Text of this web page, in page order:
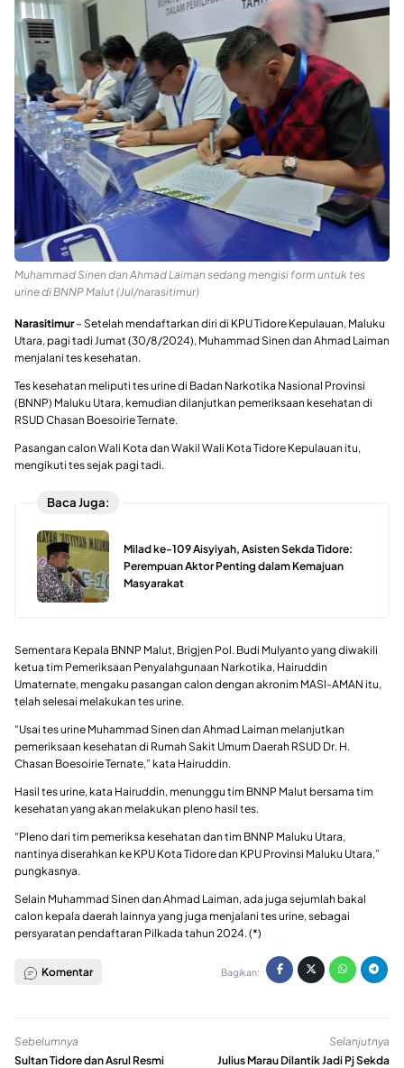
Muhammad Sinen dan Ahmad Laiman sedang mengisi form untuk tes
urine di BNNP Malut (Jul/narasitimur)
Narasitimur– Setelah mendaftarkan diri di KPU Tidore Kepulauan, Maluku
Utara, pagi tadi Jumat (30/8/2024), Muhammad Sinen dan Ahmad Laiman
menjalani tes kesehatan.
Tes kesehatan meliputi tes urine di Badan Narkotika Nasional Provinsi
(BNNP) Maluku Utara, kemudian dilanjutkan pemeriksaan kesehatan di
RSUD Chasan Boesoirie Ternate.
Pasangan calon Wali Kota dan Wakil Wali Kota Tidore Kepulauan itu,
mengikuti tes sejak pagi tadi.
Baca Juga:
Milad ke-109 Aisyiyah, Asisten Sekda Tidore:
Perempuan Aktor Penting dalam Kemajuan
Masyarakat
Sementara Kepala BNNP Malut, Brigjen Pol. Budi Mulyanto yang diwakili
ketua tim Pemeriksaan Penyalahgunaan Narkotika, Hairuddin
Umaternate, mengaku pasangan calon dengan akronim MASI-AMAN itu,
telah selesai melakukan tes urine.
“Usai tes urine Muhammad Sinen dan Ahmad Laiman melanjutkan
pemeriksaan kesehatan di Rumah Sakit Umum Daerah RSUD Dr. H.
Chasan Boesoirie Ternate,” kata Hairuddin.
Hasil tes urine, kata Hairuddin, menunggu tim BNNP Malut bersama tim
kesehatan yang akan melakukan pleno hasil tes.
“Pleno dari tim pemeriksa kesehatan dan tim BNNP Maluku Utara,
nantinya diserahkan ke KPU Kota Tidore dan KPU Provinsi Maluku Utara,”
pungkasnya.
Selain Muhammad Sinen dan Ahmad Laiman, ada juga sejumlah bakal
calon kepala daerah lainnya yang juga menjalani tes urine, sebagai
persyaratan pendaftaran Pilkada tahun 2024. (*)
Komentar Bagikan:
Sebelumnya
Sultan Tidore dan Asrul Resmi
Selanjutnya
Julius Marau Dilantik Jadi Pj Sekda